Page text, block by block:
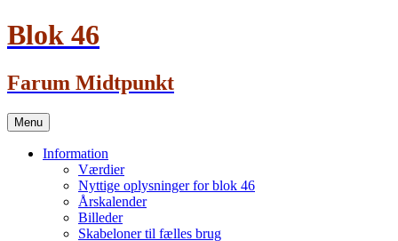
Blok 46
Farum Midtpunkt
Menu Skip
to
content
Information
Værdier
Nyttige oplysninger for blok 46
Årskalender
Billeder
Skabeloner til fælles brug